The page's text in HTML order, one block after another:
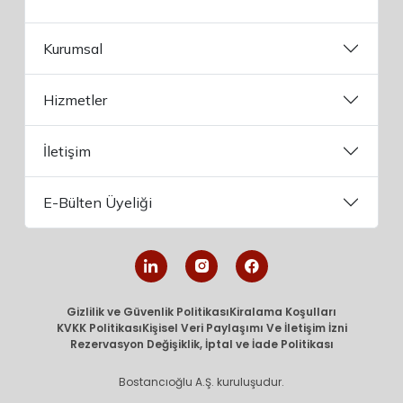
Kurumsal
Hizmetler
İletişim
E-Bülten Üyeliği
Gizlilik ve Güvenlik PolitikasıKiralama Koşulları
KVKK PolitikasıKişisel Veri Paylaşımı Ve İletişim İzni
Rezervasyon Değişiklik, İptal ve İade Politikası
Bostancıoğlu A.Ş. kuruluşudur.